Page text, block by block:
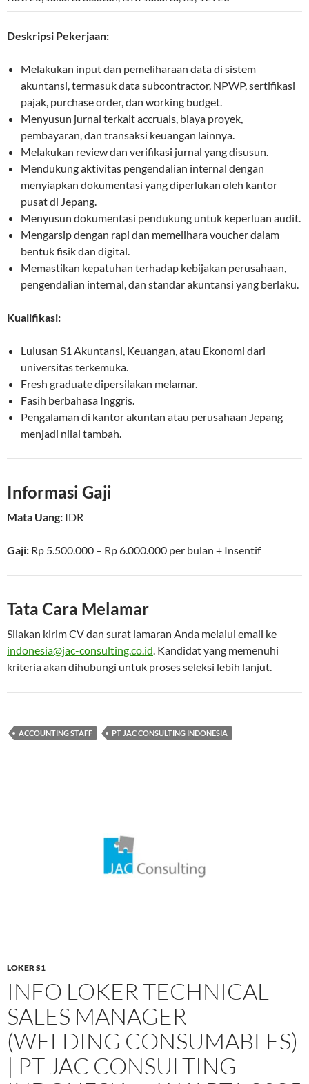
Deskripsi Pekerjaan:
Melakukan input dan pemeliharaan data di sistem
akuntansi, termasuk data subcontractor, NPWP, sertifikasi
pajak, purchase order, dan working budget.
Menyusun jurnal terkait accruals, biaya proyek,
pembayaran, dan transaksi keuangan lainnya.
Melakukan review dan verifikasi jurnal yang disusun.
Mendukung aktivitas pengendalian internal dengan
menyiapkan dokumentasi yang diperlukan oleh kantor
pusat di Jepang.
Menyusun dokumentasi pendukung untuk keperluan audit.
Mengarsip dengan rapi dan memelihara voucher dalam
bentuk fisik dan digital.
Memastikan kepatuhan terhadap kebijakan perusahaan,
pengendalian internal, dan standar akuntansi yang berlaku.
Kualifikasi:
Lulusan S1 Akuntansi, Keuangan, atau Ekonomi dari
universitas terkemuka.
Fresh graduate dipersilakan melamar.
Fasih berbahasa Inggris.
Pengalaman di kantor akuntan atau perusahaan Jepang
menjadi nilai tambah.
Informasi Gaji
Mata Uang: IDR
Gaji: Rp 5.500.000 – Rp 6.000.000 per bulan + Insentif
Tata Cara Melamar
Silakan kirim CV dan surat lamaran Anda melalui email ke
indonesia@jac-consulting.co.id. Kandidat yang memenuhi
kriteria akan dihubungi untuk proses seleksi lebih lanjut.
ACCOUNTING STAFF PT JAC CONSULTING INDONESIA
LOKER S1
INFO LOKER TECHNICAL
SALES MANAGER
(WELDING CONSUMABLES)
| PT JAC CONSULTING